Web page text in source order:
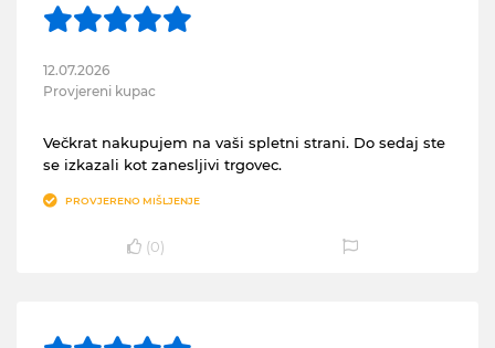
12.07.2026
Provjereni kupac
Večkrat nakupujem na vaši spletni strani. Do sedaj ste
se izkazali kot zanesljivi trgovec.
PROVJERENO MIŠLJENJE
(0)